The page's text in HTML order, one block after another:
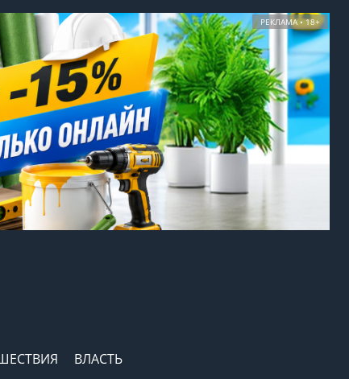
РЕКЛАМА • 18+
ВЛАСТЬ